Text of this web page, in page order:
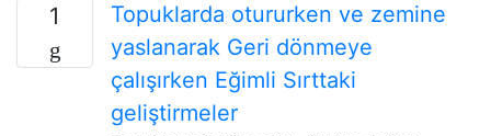
1
Topuklarda otururken ve zemine
yaslanarak Geri dönmeye
çalışırken Eğimli Sırttaki
geliştirmeler